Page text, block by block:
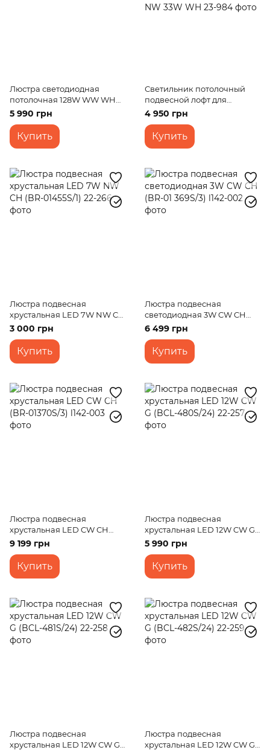
Люстра светодиодная
потолочная 128W WW WH
(BL-541C/4)
5 990 грн
Купить
Светильник потолочный
подвесной лофт для
спальни светодиодный BL-
893S/3 NW 33W WH
4 950 грн
Купить
Люстра подвесная
хрустальная LED 7W NW CH
(BR-01455S/1)
3 000 грн
Купить
Люстра подвесная
светодиодная 3W CW CH
(BR-01 369S/3)
6 499 грн
Купить
Люстра подвесная
хрустальная LED CW CH
(BR-01370S/3)
9 199 грн
Купить
Люстра подвесная
хрустальная LED 12W CW G
(BCL-480S/24)
5 990 грн
Купить
Люстра подвесная
хрустальная LED 12W CW G
Люстра подвесная
хрустальная LED 12W CW G